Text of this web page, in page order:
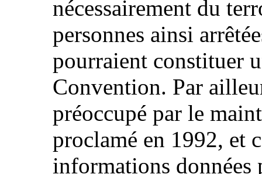
nécessairement du
personnes ainsi
pourraient constituer
Convention. Par
préoccupé par le
proclamé en 1992, et
informations données